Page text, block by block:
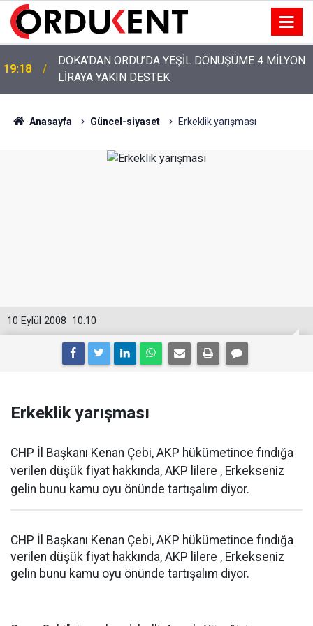
12:46
YENİ PARTİ’NİN ORDU’DAKİ 69 KİŞİLİK KURUCU
KADROSU AÇIKLANDI
Anasayfa Güncel-siyaset Erkeklik yarışması
10:10
10 Eylül 2008
Erkeklik yarışması
CHP İl Başkanı Kenan Çebi, AKP hükümetince fındığa
verilen düşük fiyat hakkında, AKP lilere , Erkekseniz
gelin bunu kamu oyu önünde tartışalım diyor.
CHP İl Başkanı Kenan Çebi, AKP hükümetince fındığa
verilen düşük fiyat hakkında, AKP lilere , Erkekseniz
gelin bunu kamu oyu önünde tartışalım diyor.